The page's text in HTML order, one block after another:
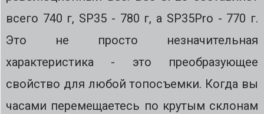
всего 740 г, SP35 - 780 г, а SP35Pro - 770 г.
Это не просто незначительная
характеристика - это преобразующее
свойство для любой топосъемки. Когда вы
часами перемещаетесь по крутым склонам